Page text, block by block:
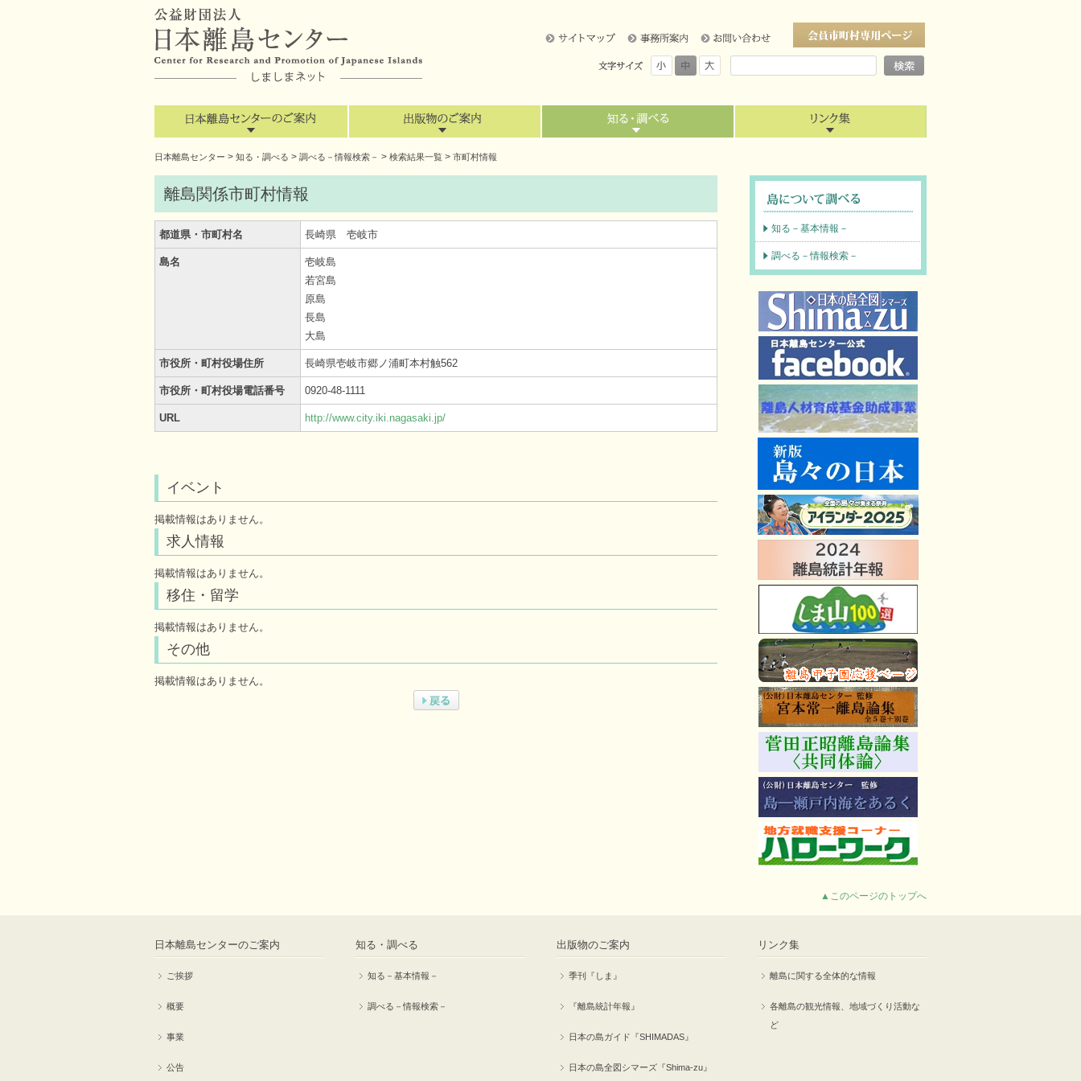
日本離島センター > 知る・調べる > 調べる－情報検索－ > 検索結果一覧 > 市町村情報
離島関係市町村情報
都道県・市町村名 長崎県 壱岐市
島名
壱岐島
若宮島
原島
長島
大島
市役所・町村役場住所 長崎県壱岐市郷ノ浦町本村触562
市役所・町村役場電話番号 0920-48-1111
URL http://www.city.iki.nagasaki.jp/
イベント
掲載情報はありません。
求人情報
掲載情報はありません。
移住・留学
掲載情報はありません。
その他
掲載情報はありません。
知る－基本情報－
調べる－情報検索－
▲このページのトップへ
日本離島センターのご案内
ご挨拶
概要
事業
公告
知る・調べる
知る－基本情報－
調べる－情報検索－
出版物のご案内
季刊『しま』
『離島統計年報』
日本の島ガイド『SHIMADAS』
日本の島全図シマーズ『Shima-zu』
リンク集
離島に関する全体的な情報
各離島の観光情報、地域づくり活動な
ど